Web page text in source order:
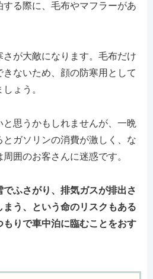
る際に、毛布やマフラーがあ
が大敵になります。毛布だけ
ないため、顔の防寒用として
ょう。
思うかもしれませんが、一晩
ガソリンの消費が激しく、な
囲のお客さんに迷惑です。
ふさがり、排気ガスが排出さ
う、という命のリスクもある
りで車中泊に臨むことをおす